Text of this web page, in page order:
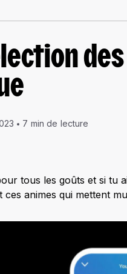
7 min de lecture
tous les goûts et si tu
animes qui mettent